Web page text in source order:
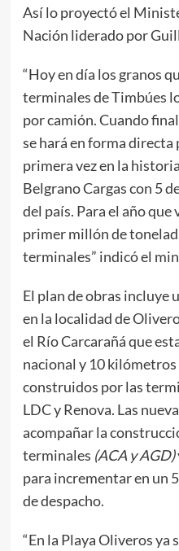
Así lo proyectó el
Nación liderado por
“Hoy en día los granos
terminales de Timbúes
por camión. Cuando
se hará en forma
primera vez en la
Belgrano Cargas con 5
del país. Para el año que
primer millón de
terminales” indicó el
El plan de obras incluye
en la localidad de
el Río Carcarañá que
nacional y 10 kilómetros
construidos por las
LDC y Renova. Las
acompañar la
terminales (ACA y AGD)
para incrementar en un
de despacho.
“En la Playa Oliveros ya